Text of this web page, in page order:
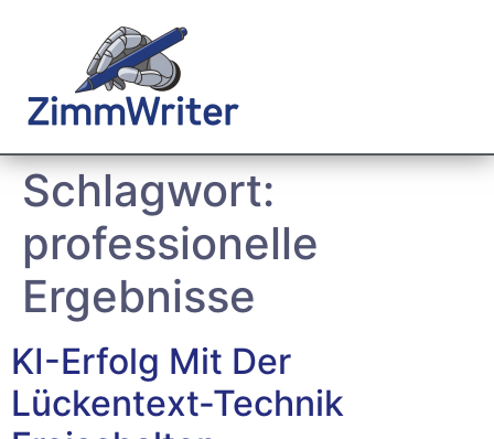
Schlagwort:
professionelle
Ergebnisse
KI-Erfolg Mit Der
Lückentext-Technik